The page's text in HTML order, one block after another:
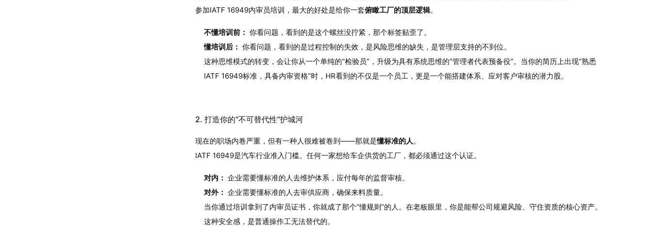
参加IATF 16949内审员培训，最大的好处是给你一套俯瞰工厂的顶层逻辑。
不懂培训前： 你看问题，看到的是这个螺丝没拧紧，那个标签贴歪了。
懂培训后： 你看问题，看到的是过程控制的失效，是风险思维的缺失，是管理层支持的不到位。
这种思维模式的转变，会让你从一个单纯的“检验员”，升级为具有系统思维的“管理者代表预备役”。当你的简历上出现“熟悉
IATF 16949标准，具备内审资格”时，HR看到的不仅是一个员工，更是一个能搭建体系、应对客户审核的潜力股。
2. 打造你的“不可替代性”护城河
现在的职场内卷严重，但有一种人很难被卷到——那就是懂标准的人。
IATF 16949是汽车行业准入门槛。任何一家想给车企供货的工厂，都必须通过这个认证。
对内： 企业需要懂标准的人去维护体系，应付每年的监督审核。
对外： 企业需要懂标准的人去审供应商，确保来料质量。
当你通过培训拿到了内审员证书，你就成了那个“懂规则”的人。在老板眼里，你是能帮公司规避风险、守住资质的核心资产。
这种安全感，是普通操作工无法替代的。